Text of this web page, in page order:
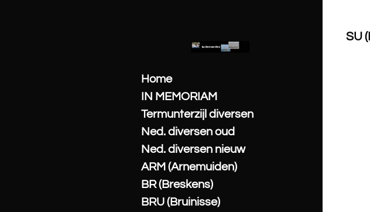
SU
Home
IN MEMORIAM
Termunterzijl diversen
Ned. diversen oud
Ned. diversen nieuw
ARM (Arnemuiden)
BR (Breskens)
BRU (Bruinisse)